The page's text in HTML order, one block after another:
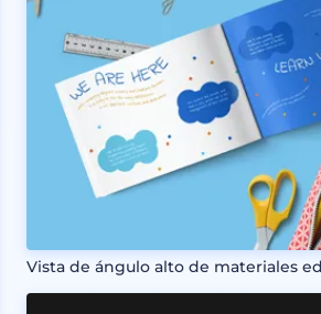
Vista de ángulo alto de materiales